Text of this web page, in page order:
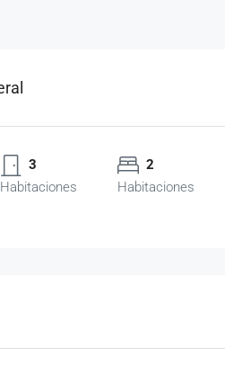
3
Habitaciones
2
Habitaciones